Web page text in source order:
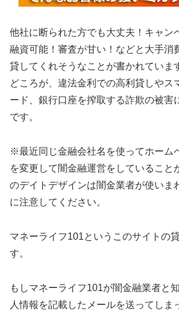
他社に断られた方でも大丈夫！キャン
融資可能！審査が甘い！などと大手消
貸してくれそうなことが書かれていま
どころが、違法金利での高利貸しやス
ード、銀行口座を搾取する詐欺の被害
です。
※最近同じ金融会社名を使ってホーム
を変更して闇金融運営をしていること
のデイトデザインは闇金業者が使いま
に注意してください。
マネーライフ101というこのサイトの
す。
もしマネーライフ101が闇金融業者と
人情報を記載したメールを送ってしま